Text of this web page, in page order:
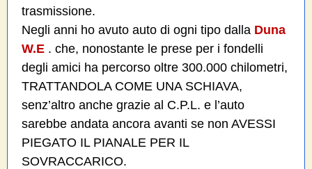
trasmissione.
Negli anni ho avuto auto di ogni tipo dalla Duna
W.E . che, nonostante le prese per i fondelli
degli amici ha percorso oltre 300.000 chilometri,
TRATTANDOLA COME UNA SCHIAVA,
senz’altro anche grazie al C.P.L. e l’auto
sarebbe andata ancora avanti se non AVESSI
PIEGATO IL PIANALE PER IL
SOVRACCARICO.